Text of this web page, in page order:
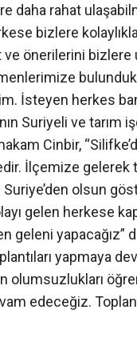
daha rahat
bizlere
önerilerini bizlere
İsteyen herkes
Suriyeli ve tarım
Cinbir,
İlçemize gelerek
olsun
gelen herkese
geleni yapacağız”
yapmaya
olumsuzlukları
edeceğiz.